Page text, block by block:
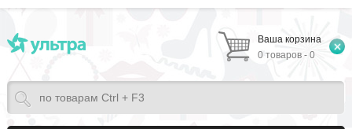
Ваша корзина
0 товаров - 0